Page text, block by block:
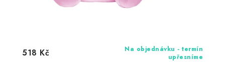
Na objednávku - termín
upřesníme
518 Kč